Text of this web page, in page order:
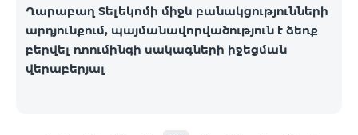
Ղարաբաղ Տելեկոմի միջև բանակցությունների
արդյունքում, պայմանավորվածություն է ձեռք
բերվել ռոումինգի սակագների իջեցման
վերաբերյալ